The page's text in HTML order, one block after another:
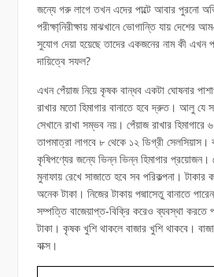
জন্যে গরু লাগে তখন এদের পাল্টে আবার পুরনো
পরীক্ষা্নিরীক্ষায় মাঝখানে ভোগান্তি যায় দেশের
সুযোগ দেয়া হয়েছে তাদের একজনের নাম কী এখন
দায়িত্বে সফল?
এখন পেঁয়াজ নিয়ে কৃষক বান্ধব একটা ঘোষনার
রাখার মতো হিমাগার বানাতে হবে দ্রুত। আলু যে
সেখানে রাখা সম্ভব নয়। পেঁয়াজ রাখার
তাপমাত্রা লাগবে ৮ থেকে ১২ ডিগ্রী সেলসিয়াস।
কৃষিপণ্যের জন্যে ভিন্ন ভিন্ন হিমাগার
মুনাফায় রেখে সাজাতে হবে সব পরিকল্পনা।
অনেক টাকা। নিজের টাকায় পদ্মাসেতু বানাতে
সম্পত্তি বাজেয়াপ্ত-বিক্রি করেও ব্যবস্থা করতে
টাকা। কৃষক খুশি থাকলে বাজার খুশি থাকবে।
বাক্স।